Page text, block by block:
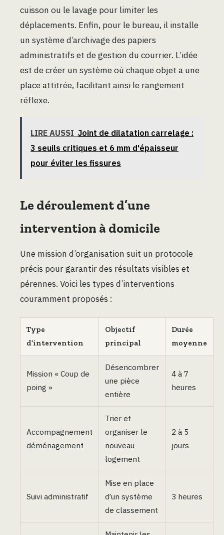
cuisson ou le lavage pour limiter les
déplacements. Enfin, pour le bureau, il installe
un système d’archivage des papiers
administratifs et de gestion du courrier. L’idée
est de créer un système où chaque objet a une
place attitrée, facilitant ainsi le rangement
réflexe.
LIRE AUSSI Joint de dilatation carrelage :
3 seuils critiques et 6 mm d'épaisseur
pour éviter les fissures
Le déroulement d’une
intervention à domicile
Une mission d’organisation suit un protocole
précis pour garantir des résultats visibles et
pérennes. Voici les types d’interventions
couramment proposés :
Type
d’intervention
Objectif
principal
Durée
moyenne
Mission « Coup de
poing »
Désencombrer
une pièce
entière
4 à 7
heures
Accompagnement
déménagement
Trier et
organiser le
nouveau
logement
2 à 5
jours
Suivi administratif
Mise en place
d’un système
de classement
3 heures